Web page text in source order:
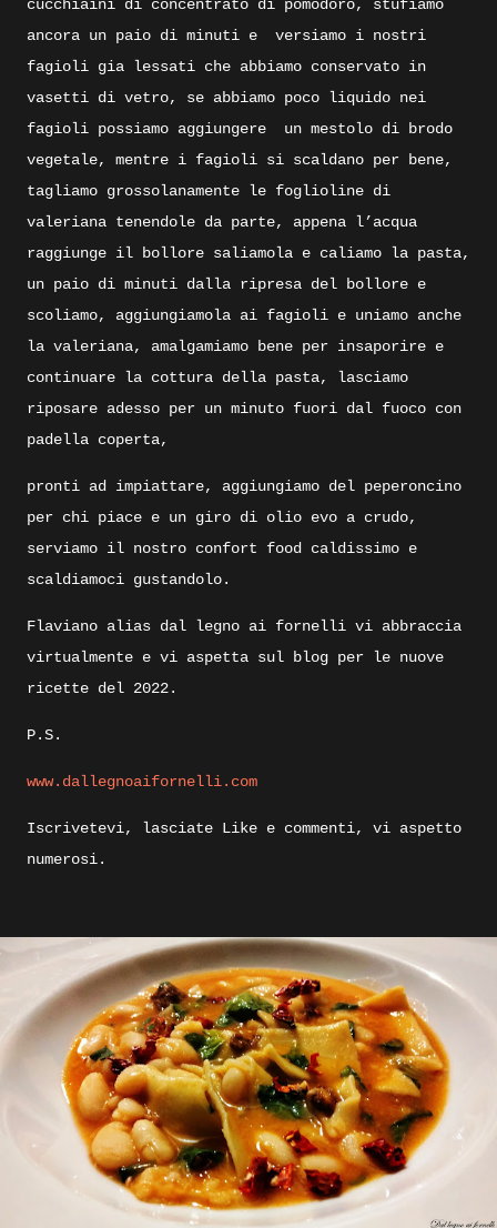
cucchiaini di concentrato di pomodoro, stufiamo
ancora un paio di minuti e
versiamo i nostri
fagioli gia lessati che abbiamo conservato in
vasetti di vetro, se abbiamo poco liquido nei
fagioli possiamo aggiungere
un mestolo di brodo
vegetale, mentre i fagioli si scaldano per bene,
tagliamo grossolanamente le foglioline di
valeriana tenendole da parte, appena l’acqua
raggiunge il bollore saliamola e caliamo la pasta,
un paio di minuti dalla ripresa del bollore e
scoliamo, aggiungiamola ai fagioli e uniamo anche
la valeriana, amalgamiamo bene per insaporire e
continuare la cottura della pasta, lasciamo
riposare adesso per un minuto fuori dal fuoco con
padella coperta,
pronti ad impiattare, aggiungiamo del peperoncino
per chi piace e un giro di olio evo a crudo,
serviamo il nostro confort food caldissimo e
scaldiamoci gustandolo.
Flaviano alias dal legno ai fornelli vi abbraccia
virtualmente e vi aspetta sul blog per le nuove
ricette del 2022.
P.S.
www.dallegnoaifornelli.com
Iscrivetevi, lasciate Like e commenti, vi aspetto
numerosi.